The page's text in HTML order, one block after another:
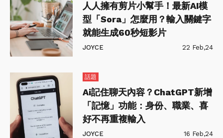
人人擁有剪片小幫手！最新AI模
型「Sora」怎麼用？輸入關鍵字
就能生成60秒短影片
JOYCE 22 Feb,24
話題
Ai記住聊天內容？ChatGPT新增
「記憶」功能：身份、職業、喜
好不再重複輸入
JOYCE 16 Feb,24